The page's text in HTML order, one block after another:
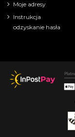
Moje adresy
Instrukcja
odzyskanie hasła